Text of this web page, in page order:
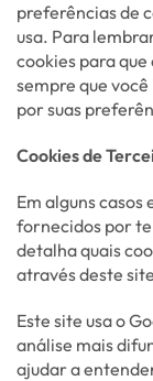
preferências de
usa. Para
cookies para
sempre que
por suas
Cookies de
Em alguns
fornecidos por
detalha quais
através deste
Este site usa o
análise mais
ajudar a